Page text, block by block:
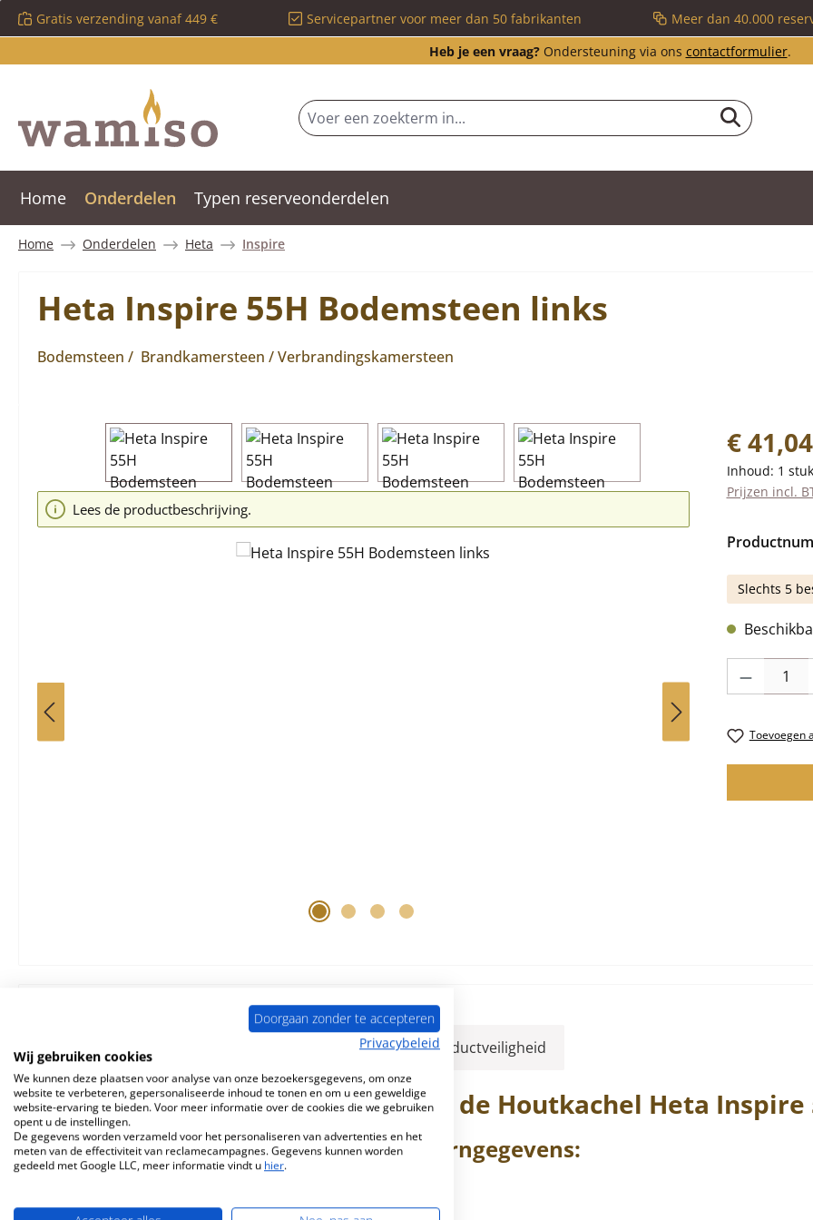
naar de hoofdinhoud
Ga naar de zoekopdracht
Ga naar de hoofdnavigatie
Gratis verzending vanaf 449 € Servicepartner voor meer dan 50 fabrikanten
Meer dan 40.000
Heb je een vraag?Ondersteuning via ons contactformulier.
Home Onderdelen Typen reserveonderdelen
Home Onderdelen Heta Inspire
Heta Inspire 55H Bodemsteen links
Bodemsteen / Brandkamersteen / Verbrandingskamersteen
Afbeeldingengalerij overslaan
Lees de productbeschrijving.
Normale
€ 41,04
Inhoud: 1
Prijzen incl.
Slechts 5
Toevoegen
Beschrijving Informatie over productveiligheid
OrigineelBodemsteenlinksvoor de Houtkachel Heta Inspire
HetaInspire55HBodemsteenlinksKerngegevens:
Brandkamersteen, Verbrandingskamersteen
Doorgaan zonder te accepteren
Privacybeleid
Wij gebruiken cookies
We kunnen deze plaatsen voor analyse van onze bezoekersgegevens, om onze
website te verbeteren, gepersonaliseerde inhoud te tonen en om u een geweldige
website-ervaring te bieden. Voor meer informatie over de cookies die we gebruiken
opent u de instellingen.
De gegevens worden verzameld voor het personaliseren van advertenties en het
meten van de effectiviteit van reclamecampagnes. Gegevens kunnen worden
gedeeld met Google LLC, meer informatie vindt u hier.